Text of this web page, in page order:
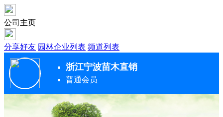
公司主页
分享好友 园林企业列表 频道列表
浙江宁波苗木直销
普通会员